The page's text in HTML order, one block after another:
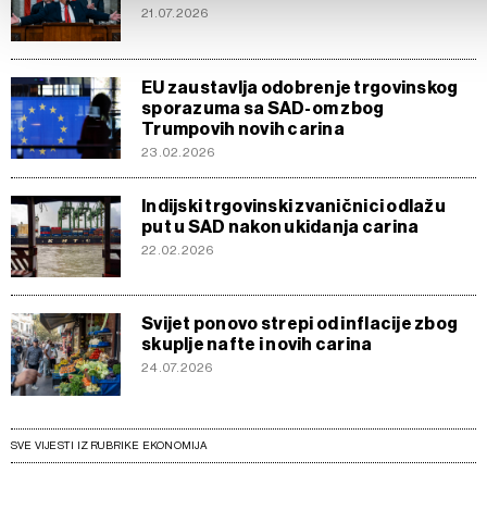
Kolačiće u bilo kojem trenutku možete ponovno ažurirati
detalje“. Privolu možete u bilo kojem trenutku povući bez
21.07.2026
EU zaustavlja odobrenje trgovinskog
sporazuma sa SAD-om zbog
Trumpovih novih carina
23.02.2026
Indijski trgovinski zvaničnici odlažu
put u SAD nakon ukidanja carina
22.02.2026
Svijet ponovo strepi od inflacije zbog
skuplje nafte i novih carina
24.07.2026
SVE VIJESTI IZ RUBRIKE EKONOMIJA